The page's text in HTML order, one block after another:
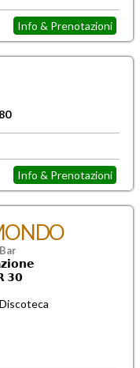
Info & Prenotazioni
Info & Prenotazioni
𝟯𝟬